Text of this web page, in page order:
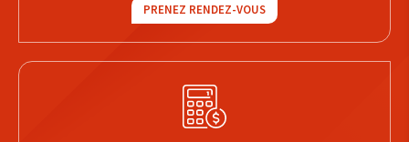
PRENEZ RENDEZ-VOUS